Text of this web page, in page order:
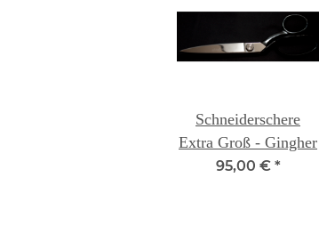
Schneiderschere
Extra Groß - Gingher
95,00 € *